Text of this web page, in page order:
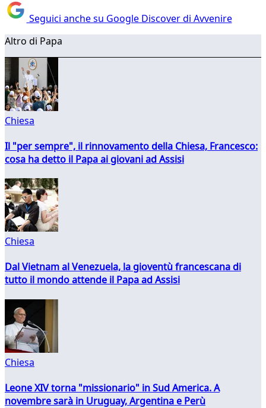
Seguici anche su Google Discover di Avvenire
Altro di Papa
Chiesa
Il "per sempre", il rinnovamento della Chiesa, Francesco:
cosa ha detto il Papa ai giovani ad Assisi
Chiesa
Dal Vietnam al Venezuela, la gioventù francescana di
tutto il mondo attende il Papa ad Assisi
Chiesa
Leone XIV torna "missionario" in Sud America. A
novembre sarà in Uruguay, Argentina e Perù